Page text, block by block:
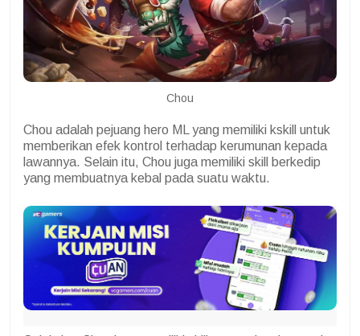
Chou
Chou adalah pejuang hero ML yang memiliki kskill untuk
memberikan efek kontrol terhadap kerumunan kepada
lawannya. Selain itu, Chou juga memiliki skill berkedip
yang membuatnya kebal pada suatu waktu.